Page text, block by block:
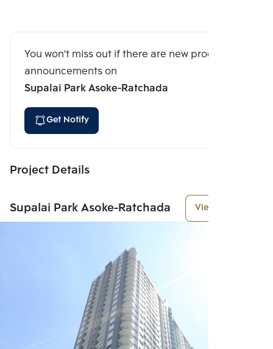
You won't miss out if there are new program
announcements on
Supalai Park Asoke-Ratchada
Get Notify
Project Details
Supalai Park Asoke-Ratchada View More